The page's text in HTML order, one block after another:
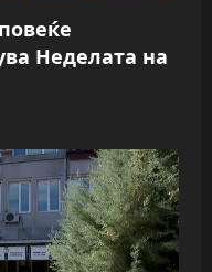
Неделата на